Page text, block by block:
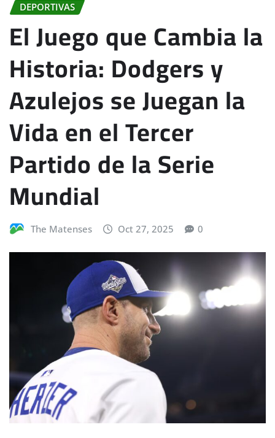
DEPORTIVAS
El Juego que Cambia la
Historia: Dodgers y
Azulejos se Juegan la
Vida en el Tercer
Partido de la Serie
Mundial
The Matenses Oct 27, 2025 0